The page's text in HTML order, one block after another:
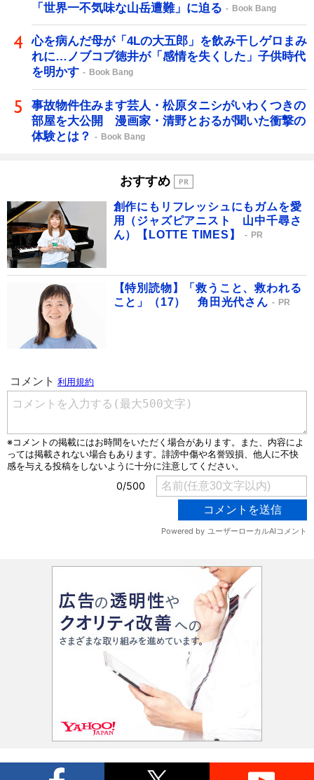
「世界一不気味な山岳遭難」に迫る
Book Bang
心を病んだ母が「4Lの大五郎」を飲み干しゲロまみ
れに…ノブコブ徳井が「感情を失くした」子供時代
を明かす
Book Bang
事故物件住みます芸人・松原タニシがいわくつきの
部屋を大公開 漫画家・清野とおるが聞いた衝撃の
体験とは？
Book Bang
おすすめ
創作にもリフレッシュにもガムを愛
用（ジャズピアニスト 山中千尋さ
ん）【LOTTE TIMES】
PR
【特別読物】「救うこと、救われる
こと」（17） 角田光代さん
PR